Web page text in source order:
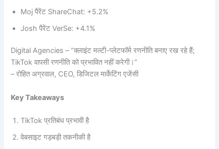
Moj पैरेंट ShareChat: +5.2%
Josh पैरेंट VerSe: +4.1%
Digital Agencies – “क्लाइंट मल्टी-प्लेटफॉर्म रणनीति बनाए रख रहे हैं;
TikTok वापसी रणनीति को प्रभावित नहीं करेगी।”
– रोहित अग्रवाल, CEO, डिजिटल मार्केटिंग एजेंसी
Key Takeaways
TikTok प्रतिबंध प्रभावी है
वेबसाइट गड़बड़ी तकनीकी है